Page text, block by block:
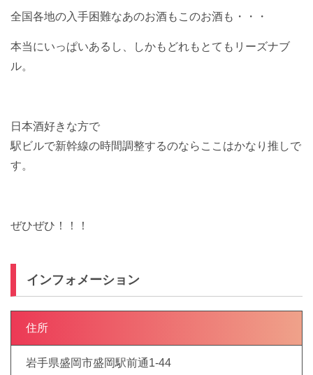
全国各地の入手困難なあのお酒もこのお酒も・・・
本当にいっぱいあるし、しかもどれもとてもリーズナブ
ル。
日本酒好きな方で
駅ビルで新幹線の時間調整するのならここはかなり推しで
す。
ぜひぜひ！！！
インフォメーション
住所
岩手県盛岡市盛岡駅前通1-44